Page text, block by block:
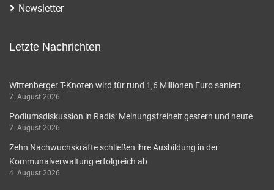
Newsletter
Letzte Nachrichten
Wittenberger T-Knoten wird für rund 1,6 Millionen Euro saniert
7. August 2026
Podiumsdiskussion in Radis: Meinungsfreiheit gestern und heute
7. August 2026
Zehn Nachwuchskräfte schließen ihre Ausbildung in der
Kommunalverwaltung erfolgreich ab
4. August 2026